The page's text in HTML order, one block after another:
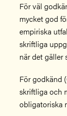
För väl
mycket god
empiriska
skriftliga
när det gäller
För godkänd
skriftliga och
obligatoriska